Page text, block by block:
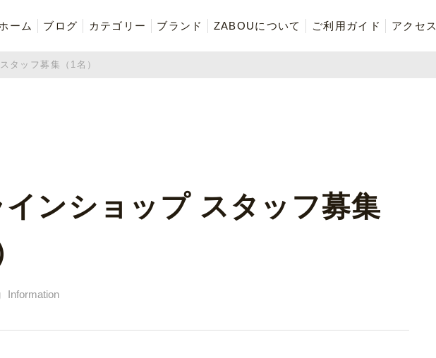
ーム ブログ カテゴリー ブランド ZABOUについて ご利用ガイド アクセス
タッフ募集（1名）
ンショップ スタッフ募集
Information